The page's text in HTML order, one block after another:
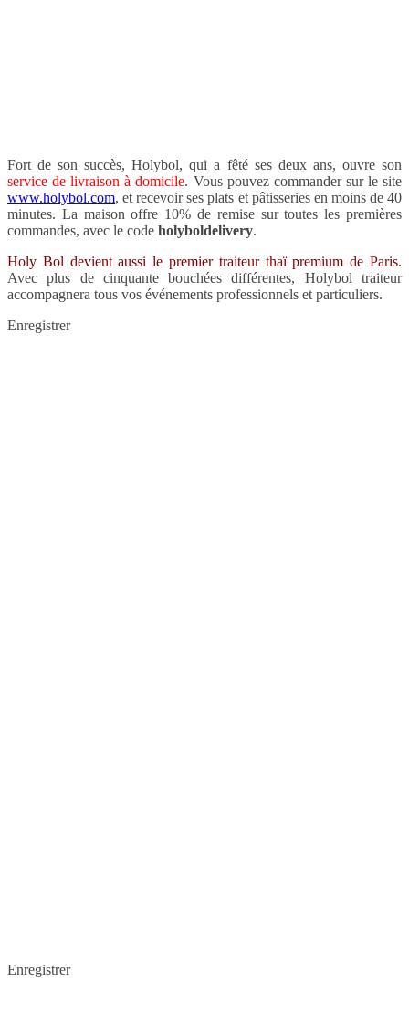
Fort de son succès, Holybol, qui a fêté ses deux ans, ouvre son
service de livraison à domicile. Vous pouvez commander sur le site
www.holybol.com, et recevoir ses plats et pâtisseries en moins de 40
minutes. La maison offre 10% de remise sur toutes les premières
commandes, avec le code holyboldelivery.
Holy Bol devient aussi le premier traiteur thaï premium de Paris.
Avec plus de cinquante bouchées différentes, Holybol traiteur
accompagnera tous vos événements professionnels et particuliers.
Enregistrer
Enregistrer